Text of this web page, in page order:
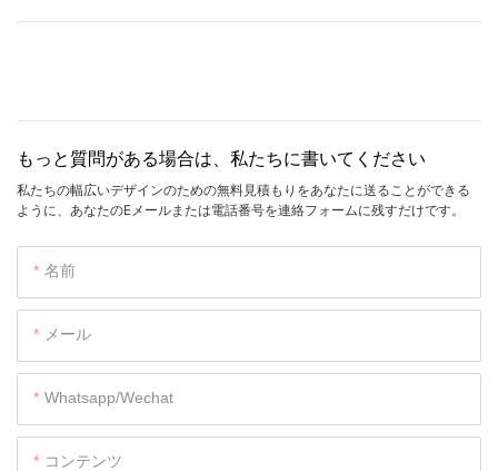
もっと質問がある場合は、私たちに書いてください
私たちの幅広いデザインのための無料見積もりをあなたに送ることができる
ように、あなたのEメールまたは電話番号を連絡フォームに残すだけです。
名前
メール
Whatsapp/wechat
コンテンツ